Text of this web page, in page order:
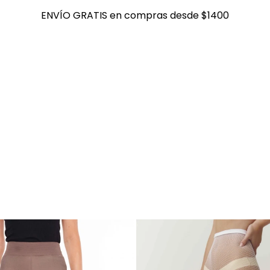
ENVÍO GRATIS en compras desde $1400
ENVÍO GRATIS en compras desde $1400